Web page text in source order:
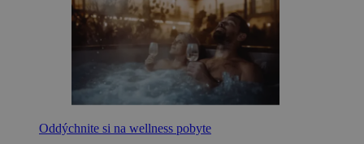
Oddýchnite si na wellness pobyte